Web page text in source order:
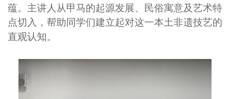
蕴。主讲人从甲马的起源发展、民俗寓意及艺术特
点切入，帮助同学们建立起对这一本土非遗技艺的
直观认知。